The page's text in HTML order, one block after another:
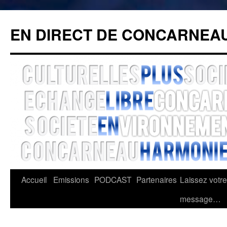
contenu
EN DIRECT DE
Accueil Emissions PODCAST Partenaires Laissez votre
message…